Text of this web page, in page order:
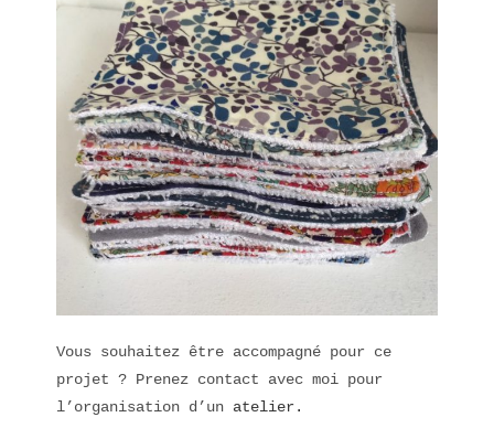
Vous souhaitez être accompagné pour ce
projet ? Prenez contact avec moi pour
l’organisation d’un atelier.